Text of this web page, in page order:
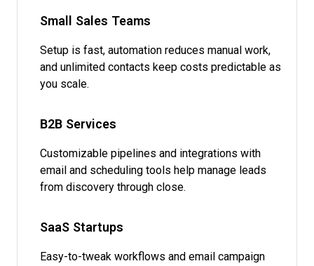
Small Sales Teams
Setup is fast, automation reduces manual work,
and unlimited contacts keep costs predictable as
you scale.
B2B Services
Customizable pipelines and integrations with
email and scheduling tools help manage leads
from discovery through close.
SaaS Startups
Easy-to-tweak workflows and email campaign